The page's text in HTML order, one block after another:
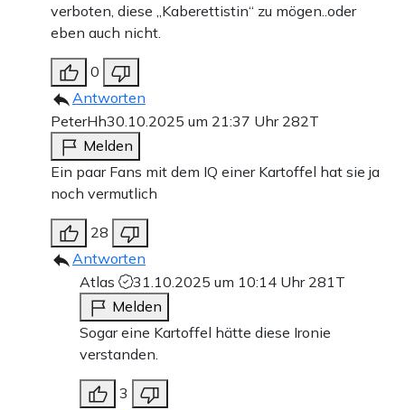
verboten, diese „Kaberettistin“ zu mögen..oder
eben auch nicht.
0
Antworten
PeterHh30.10.2025 um 21:37 Uhr 282T
Melden
Ein paar Fans mit dem IQ einer Kartoffel hat sie ja
noch vermutlich
28
Antworten
Atlas
31.10.2025 um 10:14 Uhr 281T
Melden
Sogar eine Kartoffel hätte diese Ironie
verstanden.
3